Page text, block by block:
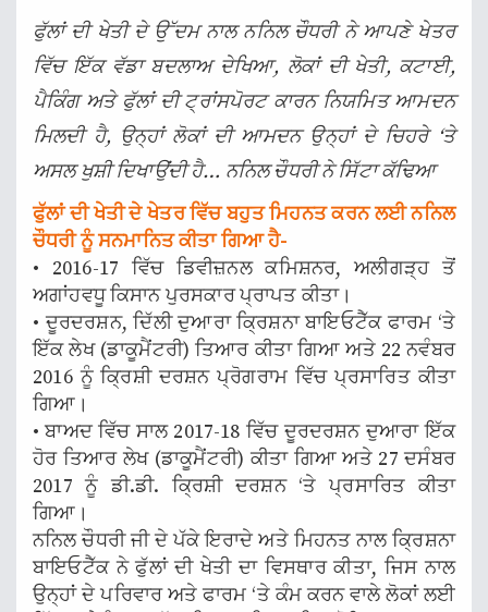
ਫੁੱਲਾਂ ਦੀ ਖੇਤੀ ਦੇ ਉੱਦਮ ਨਾਲ ਨਨਿਲ ਚੌਧਰੀ ਨੇ ਆਪਣੇ ਖੇਤਰ
ਵਿੱਚ ਇੱਕ ਵੱਡਾ ਬਦਲਾਅ ਦੇਖਿਆ, ਲੋਕਾਂ ਦੀ ਖੇਤੀ, ਕਟਾਈ,
ਪੈਕਿੰਗ ਅਤੇ ਫੁੱਲਾਂ ਦੀ ਟ੍ਰਾਂਸਪੋਰਟ ਕਾਰਨ ਨਿਯਮਿਤ ਆਮਦਨ
ਮਿਲਦੀ ਹੈ, ਉਨ੍ਹਾਂ ਲੋਕਾਂ ਦੀ ਆਮਦਨ ਉਨ੍ਹਾਂ ਦੇ ਚਿਹਰੇ ‘ਤੇ
ਅਸਲ ਖੁਸ਼ੀ ਦਿਖਾਉਂਦੀ ਹੈ… ਨਨਿਲ ਚੌਧਰੀ ਨੇ ਸਿੱਟਾ ਕੱਢਿਆ
ਫੁੱਲਾਂ ਦੀ ਖੇਤੀ ਦੇ ਖੇਤਰ ਵਿੱਚ ਬਹੁਤ ਮਿਹਨਤ ਕਰਨ ਲਈ ਨਨਿਲ
ਚੌਧਰੀ ਨੂੰ ਸਨਮਾਨਿਤ ਕੀਤਾ ਗਿਆ ਹੈ-
• 2016-17 ਵਿੱਚ ਡਿਵੀਜ਼ਨਲ ਕਮਿਸ਼ਨਰ, ਅਲੀਗੜ੍ਹ ਤੋਂ
ਅਗਾਂਹਵਧੂ ਕਿਸਾਨ ਪੁਰਸਕਾਰ ਪ੍ਰਾਪਤ ਕੀਤਾ।
• ਦੂਰਦਰਸ਼ਨ, ਦਿੱਲੀ ਦੁਆਰਾ ਕ੍ਰਿਸ਼ਨਾ ਬਾਇਓਟੈੱਕ ਫਾਰਮ ‘ਤੇ
ਇੱਕ ਲੇਖ (ਡਾਕੂਮੈਂਟਰੀ) ਤਿਆਰ ਕੀਤਾ ਗਿਆ ਅਤੇ 22 ਨਵੰਬਰ
2016 ਨੂੰ ਕ੍ਰਿਸ਼ੀ ਦਰਸ਼ਨ ਪ੍ਰੋਗਰਾਮ ਵਿੱਚ ਪ੍ਰਸਾਰਿਤ ਕੀਤਾ
ਗਿਆ।
• ਬਾਅਦ ਵਿੱਚ ਸਾਲ 2017-18 ਵਿੱਚ ਦੂਰਦਰਸ਼ਨ ਦੁਆਰਾ ਇੱਕ
ਹੋਰ ਤਿਆਰ ਲੇਖ (ਡਾਕੂਮੈਂਟਰੀ) ਕੀਤਾ ਗਿਆ ਅਤੇ 27 ਦਸੰਬਰ
2017 ਨੂੰ ਡੀ.ਡੀ. ਕ੍ਰਿਸ਼ੀ ਦਰਸ਼ਨ ‘ਤੇ ਪ੍ਰਸਾਰਿਤ ਕੀਤਾ
ਗਿਆ।
ਨਨਿਲ ਚੌਧਰੀ ਜੀ ਦੇ ਪੱਕੇ ਇਰਾਦੇ ਅਤੇ ਮਿਹਨਤ ਨਾਲ ਕ੍ਰਿਸ਼ਨਾ
ਬਾਇਓਟੈੱਕ ਨੇ ਫੁੱਲਾਂ ਦੀ ਖੇਤੀ ਦਾ ਵਿਸਥਾਰ ਕੀਤਾ, ਜਿਸ ਨਾਲ
ਉਨ੍ਹਾਂ ਦੇ ਪਰਿਵਾਰ ਅਤੇ ਫਾਰਮ ‘ਤੇ ਕੰਮ ਕਰਨ ਵਾਲੇ ਲੋਕਾਂ ਲਈ